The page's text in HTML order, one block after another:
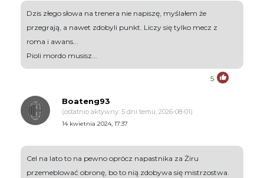
Dzis złego słowa na trenera nie napiszę, myślałem że
przegrają, a nawet zdobyli punkt. Liczy się tylko mecz z
roma i awans...
Pioli mordo musisz...
5
Boateng93
(ostatnio aktywny: 5 dni temu, 2026-08-01)
14 kwietnia 2024, 17:37
Cel na lato to na pewno oprócz napastnika za Żiru
przemeblować obronę, bo to nią zdobywa się mistrzostwa.